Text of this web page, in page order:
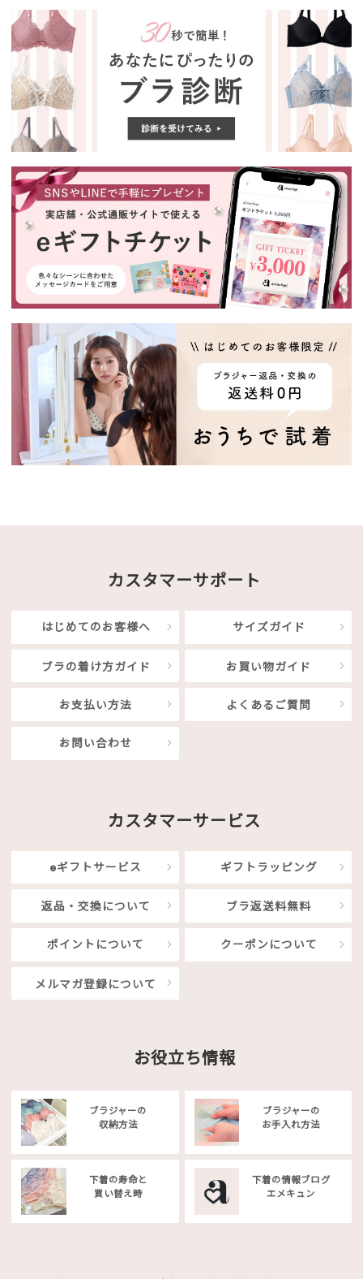
カスタマーサポート
はじめてのお客様へ サイズガイド
ブラの着け方ガイド お買い物ガイド
お支払い方法 よくあるご質問
お問い合わせ
カスタマーサービス
eギフトサービス ギフトラッピング
返品・交換について ブラ返送料無料
ポイントについて クーポンについて
メルマガ登録について
お役立ち情報
ブラジャーの
収納方法
ブラジャーの
お手入れ方法
下着の寿命と
買い替え時
下着の情報ブログ
エメキュン